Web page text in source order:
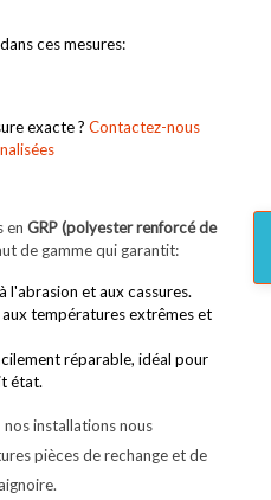
ces mesures:
exacte ? Contactez-nous
en GRP (polyester renforcé de
de gamme qui garantit:
l'abrasion et aux cassures.
températures extrêmes et
réparable, idéal pour
état.
nos installations nous
pièces de rechange et de